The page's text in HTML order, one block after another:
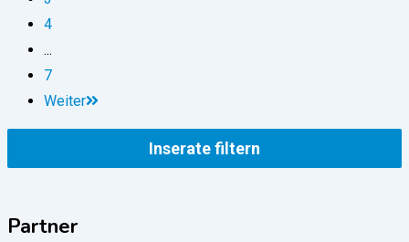
4
...
7
Weiter
Inserate filtern
Partner